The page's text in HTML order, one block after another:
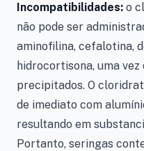
Incompatibilidades: o
não pode ser
aminofilina, cefalotina,
hidrocortisona, uma
precipitados. O
de imediato com
resultando em
Portanto, seringas